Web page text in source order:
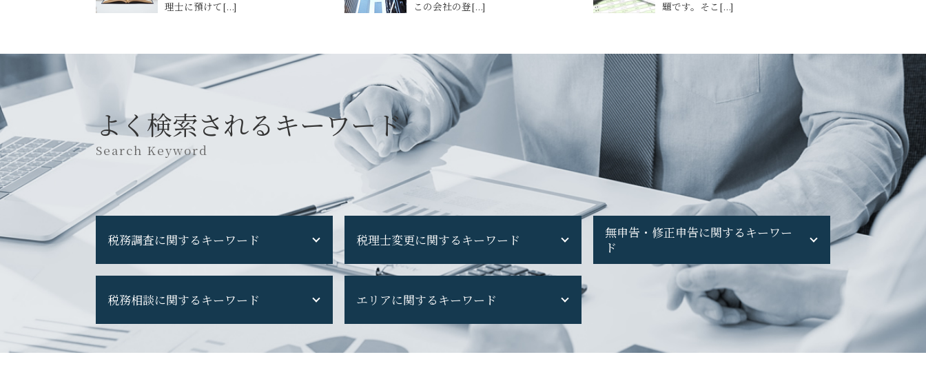
理士に預けて[...]
この会社の登[...]
題です。そこ[...]
よく検索されるキーワード
Search Keyword
税務調査に関するキーワード
税務調査 選ばれる 理由
税務調査 準備
税務調査 期間
税理士変更に関するキーワード
顧問 税理士 を 変える
ダイレクト納付 税理士変更
税理士変更 メリット
無申告・修正申告に関するキーワー
ド
確定申告 してない
申告漏れ 発覚
修正申告 やり方
無申告 個人事業主
申告漏れ バレる
税務相談に関するキーワード
税務申告 法人 やり方
エリアに関するキーワード
立川市 会社設立